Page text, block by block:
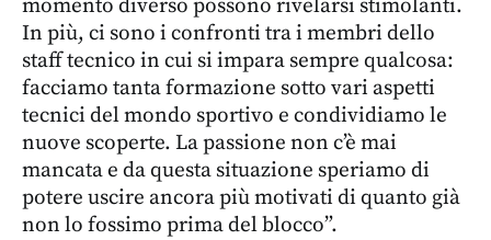
momento diverso possono rivelarsi stimolanti.
In più, ci sono i confronti tra i membri dello
staff tecnico in cui si impara sempre qualcosa:
facciamo tanta formazione sotto vari aspetti
tecnici del mondo sportivo e condividiamo le
nuove scoperte. La passione non c’è mai
mancata e da questa situazione speriamo di
potere uscire ancora più motivati di quanto già
non lo fossimo prima del blocco”.